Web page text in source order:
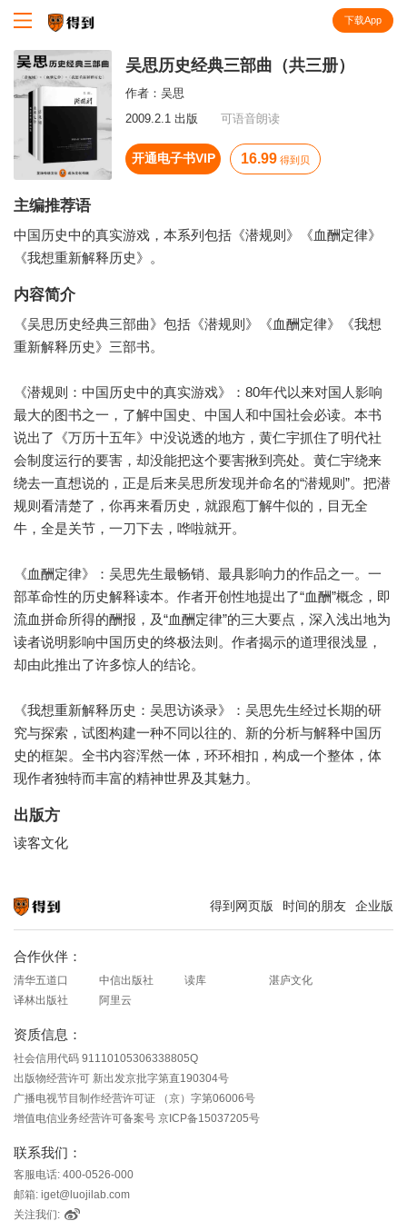
下载App
吴思历史经典三部曲（共三册）
作者： 吴思
2009.2.1 出版
可语音朗读
开通电子书VIP 16.99 得到贝
主编推荐语
中国历史中的真实游戏，本系列包括《潜规则》《血酬定律》
《我想重新解释历史》。
内容简介
《吴思历史经典三部曲》包括《潜规则》《血酬定律》《我想
重新解释历史》三部书。
《潜规则：中国历史中的真实游戏》：80年代以来对国人影响
最大的图书之一，了解中国史、中国人和中国社会必读。本书
说出了《万历十五年》中没说透的地方，黄仁宇抓住了明代社
会制度运行的要害，却没能把这个要害揪到亮处。黄仁宇绕来
绕去一直想说的，正是后来吴思所发现并命名的“潜规则”。把潜
规则看清楚了，你再来看历史，就跟庖丁解牛似的，目无全
牛，全是关节，一刀下去，哗啦就开。
《血酬定律》：吴思先生最畅销、最具影响力的作品之一。一
部革命性的历史解释读本。作者开创性地提出了“血酬”概念，即
流血拼命所得的酬报，及“血酬定律”的三大要点，深入浅出地为
读者说明影响中国历史的终极法则。作者揭示的道理很浅显，
却由此推出了许多惊人的结论。
《我想重新解释历史：吴思访谈录》：吴思先生经过长期的研
究与探索，试图构建一种不同以往的、新的分析与解释中国历
史的框架。全书内容浑然一体，环环相扣，构成一个整体，体
现作者独特而丰富的精神世界及其魅力。
出版方
读客文化
得到网页版 时间的朋友 企业版
合作伙伴：
清华五道口 中信出版社 读库
湛庐文化
译林出版社
阿里云
资质信息：
社会信用代码 91110105306338805Q
出版物经营许可 新出发京批字第直190304号
广播电视节目制作经营许可证 （京）字第06006号
增值电信业务经营许可备案号 京ICP备15037205号
联系我们：
客服电话: 400-0526-000
邮箱: iget@luojilab.com
关注我们: